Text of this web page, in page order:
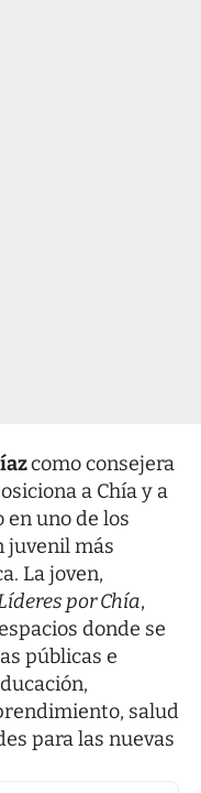
como consejera
a Chía y a
en uno de los
juvenil más
La joven,
por Chía,
donde se
públicas e
salud
para las nuevas